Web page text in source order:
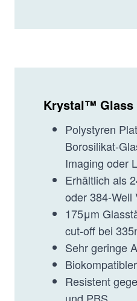
Krystal™ Glass
Polystyren
Borosilikat-
Imaging oder
Erhältlich als
oder 384-Well
175μm
cut-off bei
Sehr geringe
Resistent
und PBS